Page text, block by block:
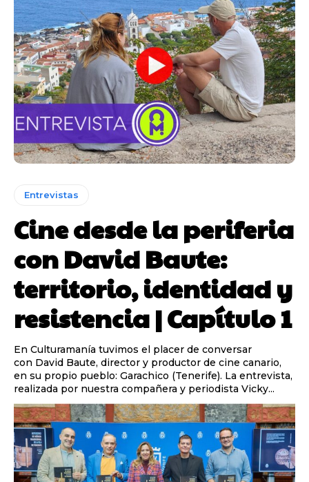
Entrevistas
Cine desde la periferia
con David Baute:
territorio, identidad y
resistencia | Capítulo 1
En Culturamanía tuvimos el placer de conversar
con David Baute, director y productor de cine canario,
en su propio pueblo: Garachico (Tenerife). La entrevista,
realizada por nuestra compañera y periodista Vicky...